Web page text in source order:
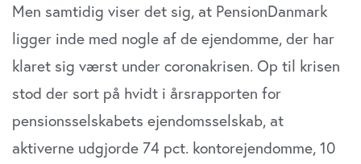
Men samtidig viser det sig, at PensionDanmark
ligger inde med nogle af de ejendomme, der har
klaret sig værst under coronakrisen. Op til krisen
stod der sort på hvidt i årsrapporten for
pensionsselskabets ejendomsselskab, at
aktiverne udgjorde 74 pct. kontorejendomme, 10